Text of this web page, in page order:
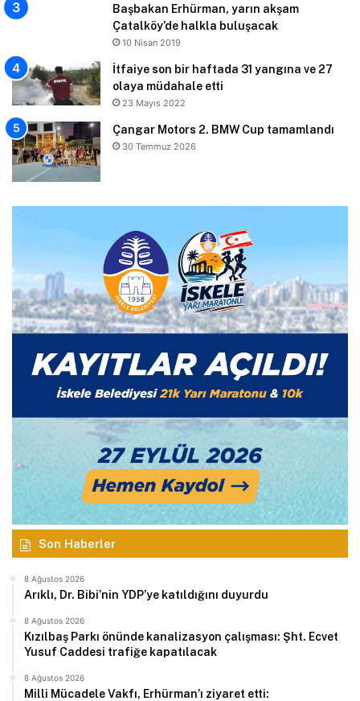
Başbakan Erhürman, yarın akşam
Çatalköy’de halkla buluşacak
10 Nisan 2019
İtfaiye son bir haftada 31 yangına ve 27
olaya müdahale etti
23 Mayıs 2022
Çangar Motors 2. BMW Cup tamamlandı
30 Temmuz 2026
Son Haberler
8 Ağustos 2026
Arıklı, Dr. Bibi’nin YDP’ye katıldığını duyurdu
8 Ağustos 2026
Kızılbaş Parkı önünde kanalizasyon çalışması: Şht. Ecvet
Yusuf Caddesi trafiğe kapatılacak
8 Ağustos 2026
Milli Mücadele Vakfı, Erhürman’ı ziyaret etti: